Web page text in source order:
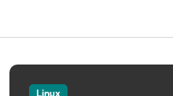
Linux